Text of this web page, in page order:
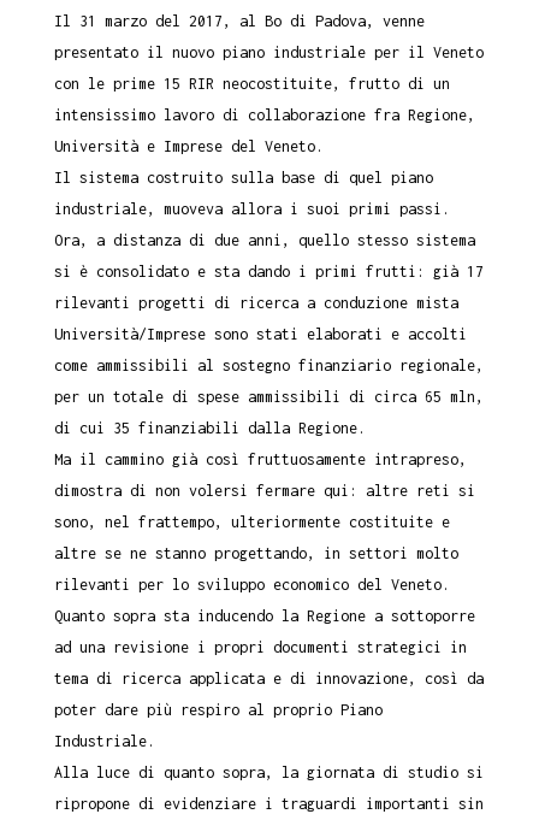
Il 31 marzo del 2017, al Bo di Padova, venne
presentato il nuovo piano industriale per il Veneto
con le prime 15 RIR neocostituite, frutto di un
intensissimo lavoro di collaborazione fra Regione,
Università e Imprese del Veneto.
Il sistema costruito sulla base di quel piano
industriale, muoveva allora i suoi primi passi.
Ora, a distanza di due anni, quello stesso sistema
si è consolidato e sta dando i primi frutti: già 17
rilevanti progetti di ricerca a conduzione mista
Università/Imprese sono stati elaborati e accolti
come ammissibili al sostegno finanziario regionale,
per un totale di spese ammissibili di circa 65 mln,
di cui 35 finanziabili dalla Regione.
Ma il cammino già così fruttuosamente intrapreso,
dimostra di non volersi fermare qui: altre reti si
sono, nel frattempo, ulteriormente costituite e
altre se ne stanno progettando, in settori molto
rilevanti per lo sviluppo economico del Veneto.
Quanto sopra sta inducendo la Regione a sottoporre
ad una revisione i propri documenti strategici in
tema di ricerca applicata e di innovazione, così da
poter dare più respiro al proprio Piano
Industriale.
Alla luce di quanto sopra, la giornata di studio si
ripropone di evidenziare i traguardi importanti sin